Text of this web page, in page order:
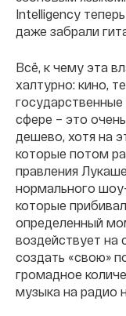
Intelligency
даже забрали
Всё, к чему эта
халтурно: кино,
сфере – это
дешево, хотя на
которые потом
правления
нормального
которые
определенный
воздействует на
создать «свою»
громадное
музыка на радио